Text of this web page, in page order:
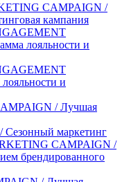
CAMPAIGN /
кампания
лояльности и
и
/ Лучшая
маркетинг
CAMPAIGN /
брендированного